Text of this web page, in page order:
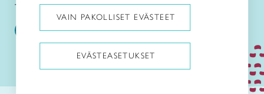
Taitoliitto: Taito-lehti:
VAIN PAKOLLISET EVÄSTEET
EVÄSTEASETUKSET